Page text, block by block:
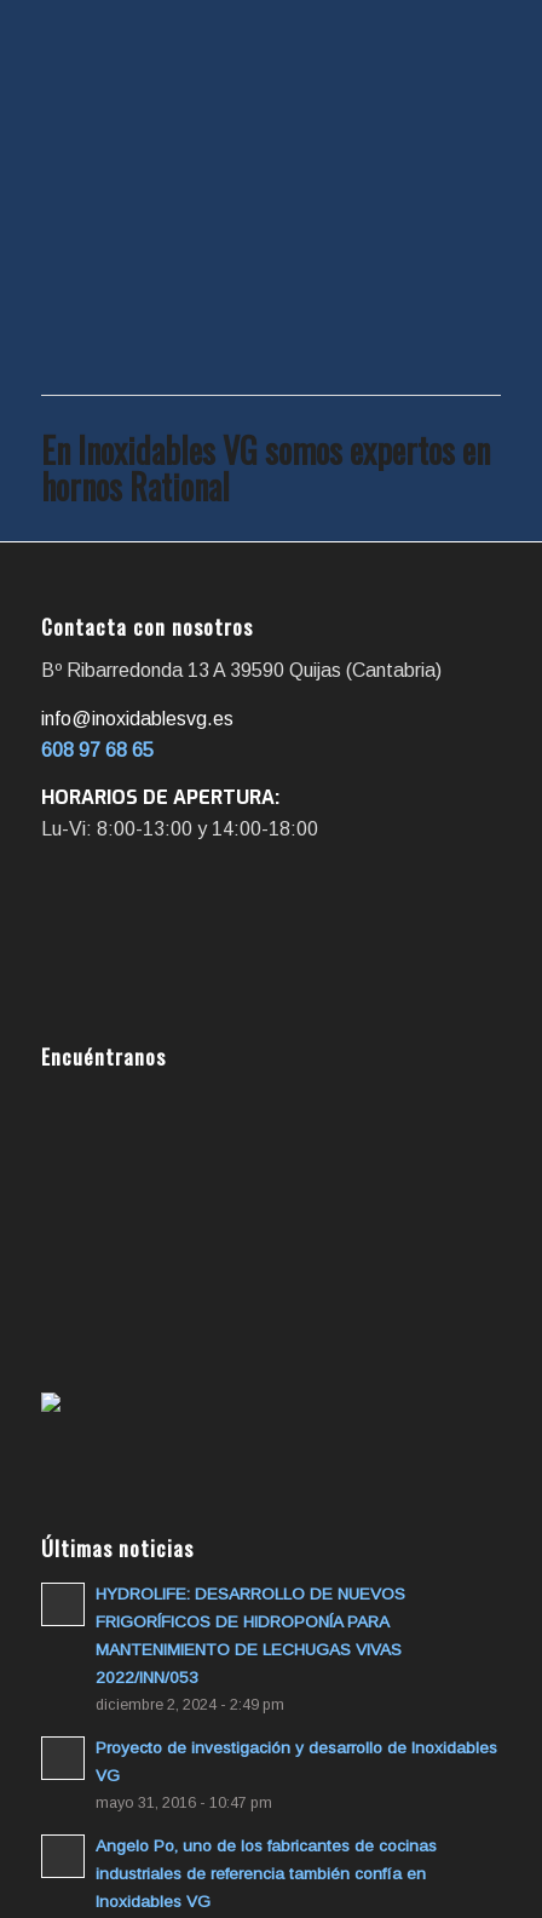
En Inoxidables VG somos expertos en
hornos Rational
Contacta con nosotros
Bº Ribarredonda 13 A 39590 Quijas (Cantabria)
info@inoxidablesvg.es
608 97 68 65
HORARIOS DE APERTURA:
Lu-Vi: 8:00-13:00 y 14:00-18:00
Encuéntranos
Últimas noticias
HYDROLIFE: DESARROLLO DE NUEVOS
FRIGORÍFICOS DE HIDROPONÍA PARA
MANTENIMIENTO DE LECHUGAS VIVAS
2022/INN/053
diciembre 2, 2024 - 2:49 pm
Proyecto de investigación y desarrollo de Inoxidables
VG
mayo 31, 2016 - 10:47 pm
Angelo Po, uno de los fabricantes de cocinas
industriales de referencia también confía en
Inoxidables VG